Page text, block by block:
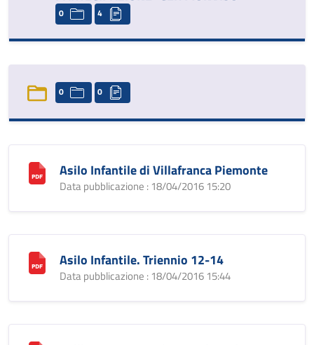
0 4
0 0
Asilo Infantile di Villafranca Piemonte
Data pubblicazione : 18/04/2016 15:20
Asilo Infantile. Triennio 12-14
Data pubblicazione : 18/04/2016 15:44